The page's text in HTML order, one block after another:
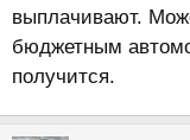
выплачивают.
бюджетным
получится.